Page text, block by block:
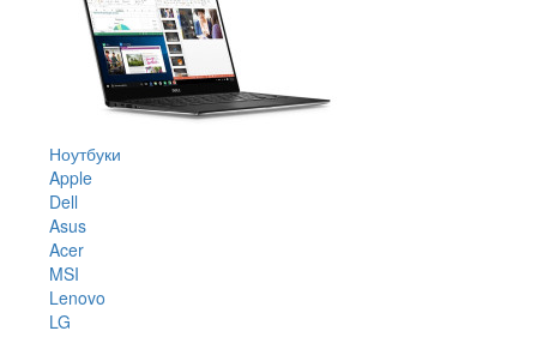
Ноутбуки
Apple
Dell
Asus
Acer
MSI
Lenovo
LG